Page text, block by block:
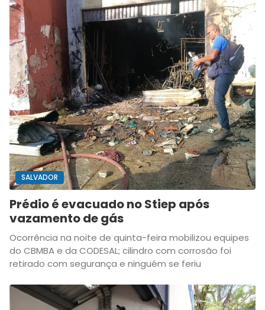
SALVADOR
Prédio é evacuado no Stiep após
vazamento de gás
Ocorrência na noite de quinta-feira mobilizou equipes
do CBMBA e da CODESAL; cilindro com corrosão foi
retirado com segurança e ninguém se feriu